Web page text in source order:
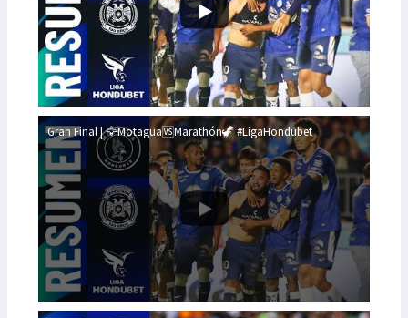
Gran Final | 🦅Motagua🆚Marathón🦖 #LigaHondubet